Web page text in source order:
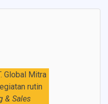
Global Mitra
rutin
& Sales